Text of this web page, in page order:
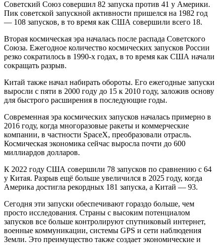
Советский Союз совершил 82 запуска против 41 у Америки.
Пик советской запускной активности пришелся на 1982 год
— 108 запусков, в то время как США совершили всего 18.
Вторая космическая эра началась после распада Советского
Союза. Ежегодное количество космических запусков России
резко сократилось в 1990-х годах, в то время как США начали
сокращать разрыв.
Китай также начал набирать обороты. Его ежегодные запуски
выросли с пяти в 2000 году до 15 к 2010 году, заложив основу
для быстрого расширения в последующие годы.
Современная эра космических запусков началась примерно в
2016 году, когда многоразовые ракеты и коммерческие
компании, в частности SpaceX, преобразовали отрасль.
Космическая экономика сейчас выросла почти до 600
миллиардов долларов.
К 2022 году США совершили 78 запусков по сравнению с 64
у Китая. Разрыв ещё больше увеличился в 2025 году, когда
Америка достигла рекордных 181 запуска, а Китай — 93.
Сегодня эти запуски обеспечивают гораздо больше, чем
просто исследования. Страны с высоким потенциалом
запусков все больше контролируют спутниковый интернет,
военные коммуникации, системы GPS и сети наблюдения
Земли. Это преимущество также создает экономические и